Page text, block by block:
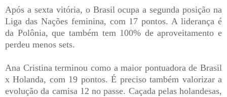
Após a sexta vitória, o Brasil ocupa a segunda posição na
Liga das Nações feminina, com 17 pontos. A liderança é
da Polônia, que também tem 100% de aproveitamento e
perdeu menos sets.
Ana Cristina terminou como a maior pontuadora de Brasil
x Holanda, com 19 pontos. É preciso também valorizar a
evolução da camisa 12 no passe. Caçada pelas holandesas,